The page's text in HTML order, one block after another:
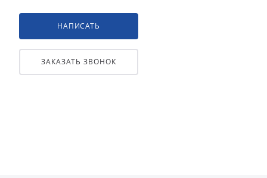
НАПИСАТЬ
ЗАКАЗАТЬ ЗВОНОК